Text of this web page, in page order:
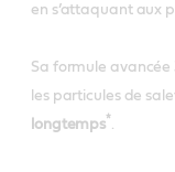
en s’attaquant aux
Sa formule avancée
les particules de
longtemps* .